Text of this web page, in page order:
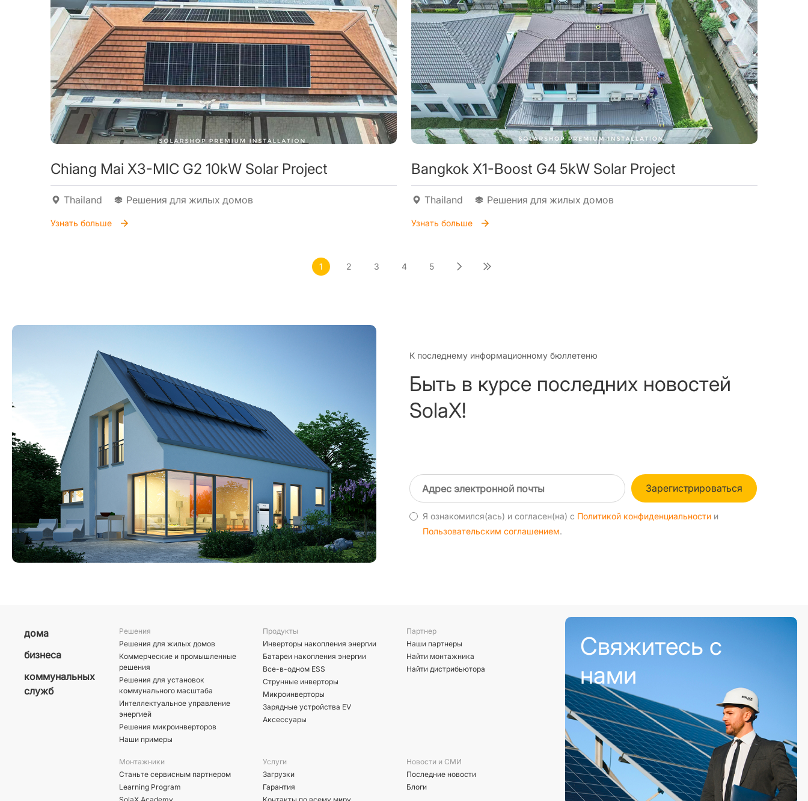
Chiang Mai X3-MIC G2 10kW Solar Project
Thailand Решения для жилых домов
Узнать больше
Bangkok X1-Boost G4 5kW Solar Project
Thailand Решения для жилых домов
Узнать больше
1 2 3 4 5
К последнему информационному бюллетеню
Быть в курсе последних новостей
SolaX!
Зарегистрироваться
Я ознакомился(ась) и согласен(на) с Политикой конфиденциальности и
Пользовательским соглашением.
дома
бизнеса
коммунальных
служб
Решения
Решения для жилых домов
Коммерческие и промышленные
решения
Решения для установок
коммунального масштаба
Интеллектуальное управление
энергией
Решения микроинверторов
Наши примеры
Продукты
Инверторы накопления энергии
Батареи накопления энергии
Все-в-одном ESS
Струнные инверторы
Микроинверторы
Зарядные устройства EV
Аксессуары
Партнер
Наши партнеры
Найти монтажника
Найти дистрибьютора
Монтажники
Станьте сервисным партнером
Learning Program
Услуги
Загрузки
Гарантия
Новости и СМИ
Последние новости
Блоги
Свяжитесь с
нами